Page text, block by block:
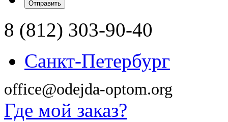
8 (812) 303-90-40
Санкт-Петербург
office@odejda-optom.org
Где мой заказ?